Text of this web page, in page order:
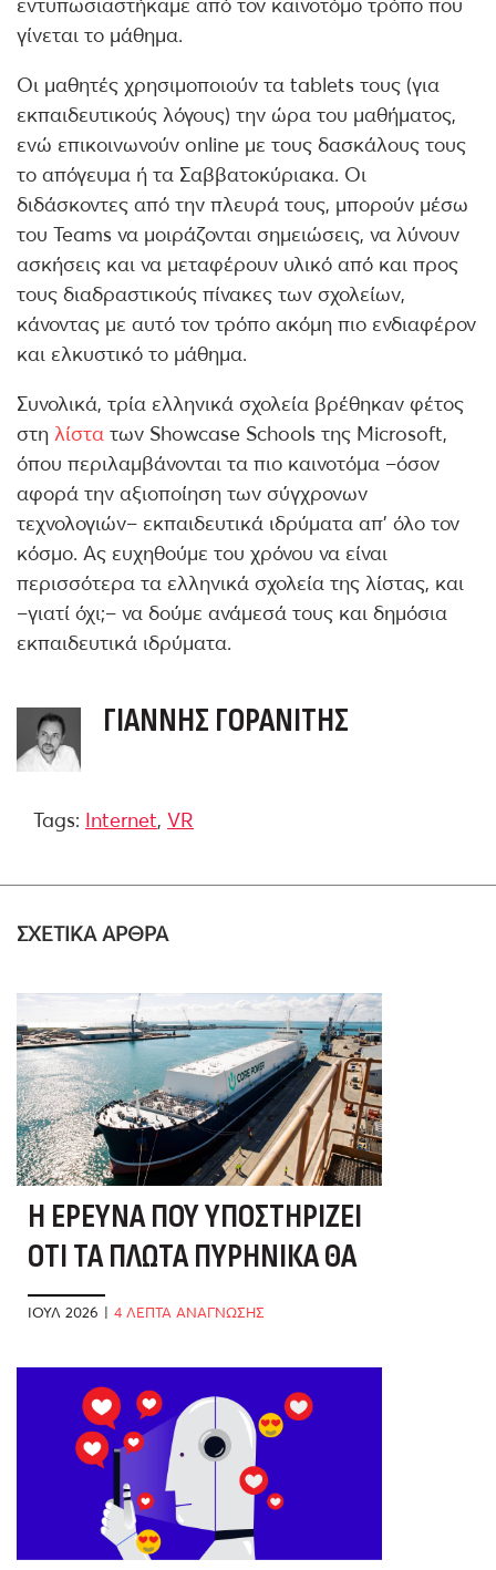
εντυπωσιαστήκαμε από τον καινοτόμο τρόπο που
γίνεται το μάθημα.
Οι μαθητές χρησιμοποιούν τα tablets τους (για
εκπαιδευτικούς λόγους) την ώρα του μαθήματος,
ενώ επικοινωνούν online με τους δασκάλους τους
το απόγευμα ή τα Σαββατοκύριακα. Οι
διδάσκοντες από την πλευρά τους, μπορούν μέσω
του Teams να μοιράζονται σημειώσεις, να λύνουν
ασκήσεις και να μεταφέρουν υλικό από και προς
τους διαδραστικούς πίνακες των σχολείων,
κάνοντας με αυτό τον τρόπο ακόμη πιο ενδιαφέρον
και ελκυστικό το μάθημα.
Συνολικά, τρία ελληνικά σχολεία βρέθηκαν φέτος
στη λίστα των Showcase Schools της Microsoft,
όπου περιλαμβάνονται τα πιο καινοτόμα –όσον
αφορά την αξιοποίηση των σύγχρονων
τεχνολογιών– εκπαιδευτικά ιδρύματα απ’ όλο τον
κόσμο. Ας ευχηθούμε του χρόνου να είναι
περισσότερα τα ελληνικά σχολεία της λίστας, και
–γιατί όχι;– να δούμε ανάμεσά τους και δημόσια
εκπαιδευτικά ιδρύματα.
ΓΙΆΝΝΗΣ ΓΟΡΑΝΊΤΗΣ
Tags: Internet, VR
ΣΧΕΤΙΚΑ ΑΡΘΡΑ
Η ΈΡΕΥΝΑ ΠΟΥ ΥΠΟΣΤΗΡΊΖΕΙ
ΌΤΙ ΤΑ ΠΛΩΤΆ ΠΥΡΗΝΙΚΆ ΘΑ
ΣΏΣΟΥΝ ΤΑ ΕΛΛΗΝΙΚΆ ΝΗΣΙΆ
ΙΟΎΛ 2026 | 4 ΛΕΠΤΑ ΑΝΑΓΝΩΣΗΣ